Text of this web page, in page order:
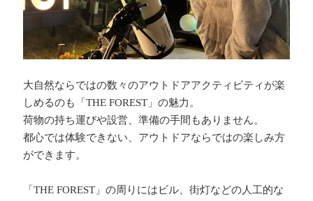
大自然ならではの数々のアウトドアアクティビティが楽
しめるのも「THE FOREST」の魅力。
荷物の持ち運びや設営、準備の手間もありません。
都心では体験できない、アウトドアならではの楽しみ方
ができます。
「THE FOREST」の周りにはビル、街灯などの人工的な